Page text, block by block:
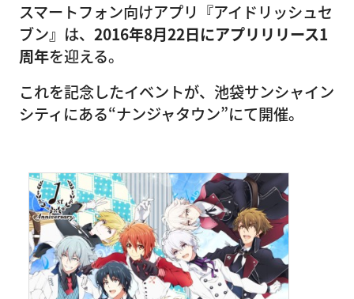
スマートフォン向けアプリ『アイドリッシュセ
ブン』は、 2016年8月22日にアプリリリース1
周年を迎える。
これを記念したイベントが、池袋サンシャイン
シティにある“ナンジャタウン”にて開催。